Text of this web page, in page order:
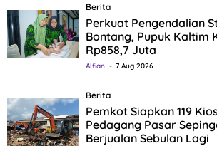
Berita
Perkuat Pengendalian
Bontang, Pupuk Kaltim
Rp858,7 Juta
Alfian 7 Aug 2026
Berita
Pemkot Siapkan 119
Pedagang Pasar
Berjualan Sebulan Lagi